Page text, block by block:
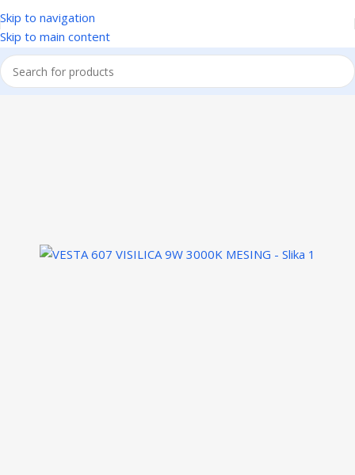
Skip to navigation
Skip to main content